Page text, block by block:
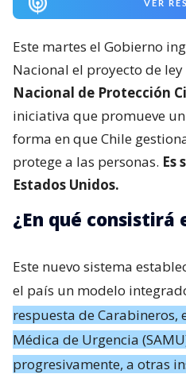
VER
Este martes el Gobierno
Nacional el proyecto de
Nacional de Protección
iniciativa que promueve
forma en que Chile
protege a las personas. Es
Estados Unidos.
¿En qué consistirá
Este nuevo sistema
el país un modelo
respuesta de Carabineros,
Médica de Urgencia
progresivamente, a otras